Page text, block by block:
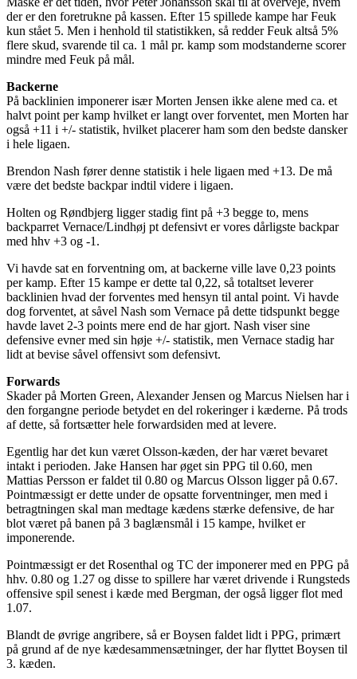
der er den foretrukne på kassen. Efter 15 spillede kampe har Feuk
kun stået 5. Men i henhold til statistikken, så redder Feuk altså 5%
flere skud, svarende til ca. 1 mål pr. kamp som modstanderne scorer
mindre med Feuk på mål.
Backerne
På backlinien imponerer især Morten Jensen ikke alene med ca. et
halvt point per kamp hvilket er langt over forventet, men Morten har
også +11 i +/- statistik, hvilket placerer ham som den bedste dansker
i hele ligaen.
Brendon Nash fører denne statistik i hele ligaen med +13. De må
være det bedste backpar indtil videre i ligaen.
Holten og Røndbjerg ligger stadig fint på +3 begge to, mens
backparret Vernace/Lindhøj pt defensivt er vores dårligste backpar
med hhv +3 og -1.
Vi havde sat en forventning om, at backerne ville lave 0,23 points
per kamp. Efter 15 kampe er dette tal 0,22, så totaltset leverer
backlinien hvad der forventes med hensyn til antal point. Vi havde
dog forventet, at såvel Nash som Vernace på dette tidspunkt begge
havde lavet 2-3 points mere end de har gjort. Nash viser sine
defensive evner med sin høje +/- statistik, men Vernace stadig har
lidt at bevise såvel offensivt som defensivt.
Forwards
Skader på Morten Green, Alexander Jensen og Marcus Nielsen har i
den forgangne periode betydet en del rokeringer i kæderne. På trods
af dette, så fortsætter hele forwardsiden med at levere.
Egentlig har det kun været Olsson-kæden, der har været bevaret
intakt i perioden. Jake Hansen har øget sin PPG til 0.60, men
Mattias Persson er faldet til 0.80 og Marcus Olsson ligger på 0.67.
Pointmæssigt er dette under de opsatte forventninger, men med i
betragtningen skal man medtage kædens stærke defensive, de har
blot været på banen på 3 baglænsmål i 15 kampe, hvilket er
imponerende.
Pointmæssigt er det Rosenthal og TC der imponerer med en PPG på
hhv. 0.80 og 1.27 og disse to spillere har været drivende i Rungsteds
offensive spil senest i kæde med Bergman, der også ligger flot med
1.07.
Blandt de øvrige angribere, så er Boysen faldet lidt i PPG, primært
på grund af de nye kædesammensætninger, der har flyttet Boysen til
3. kæden.